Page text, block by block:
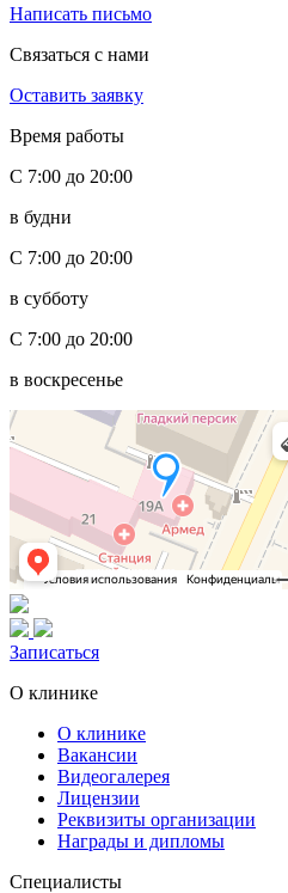
Написать письмо
Связаться с нами
Оставить заявку
Время работы
С 7:00 до 20:00
в будни
С 7:00 до 20:00
в субботу
С 7:00 до 20:00
в воскресенье
Записаться
О клинике
О клинике
Вакансии
Видеогалерея
Лицензии
Реквизиты организации
Награды и дипломы
Специалисты